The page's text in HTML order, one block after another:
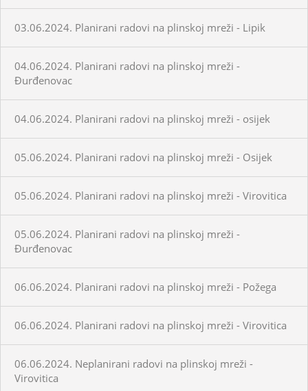
03.06.2024. Planirani radovi na plinskoj mreži - Lipik
04.06.2024. Planirani radovi na plinskoj mreži -
Đurđenovac
04.06.2024. Planirani radovi na plinskoj mreži - osijek
05.06.2024. Planirani radovi na plinskoj mreži - Osijek
05.06.2024. Planirani radovi na plinskoj mreži - Virovitica
05.06.2024. Planirani radovi na plinskoj mreži -
Đurđenovac
06.06.2024. Planirani radovi na plinskoj mreži - Požega
06.06.2024. Planirani radovi na plinskoj mreži - Virovitica
06.06.2024. Neplanirani radovi na plinskoj mreži -
Virovitica